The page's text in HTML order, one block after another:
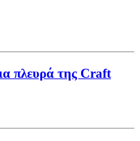
πλευρά της Craft